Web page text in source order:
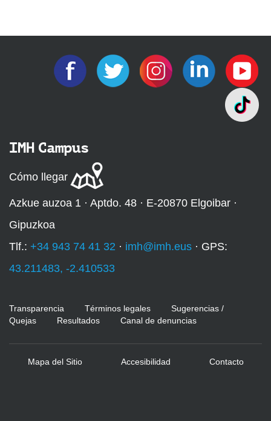
IMH Campus
Cómo llegar
Azkue auzoa 1 · Aptdo. 48 · E-20870 Elgoibar ·
Gipuzkoa
Tlf.: +34 943 74 41 32 · imh@imh.eus · GPS:
43.211483, -2.410533
Transparencia Términos legales
Sugerencias /
Quejas
Resultados Canal de denuncias
Mapa del Sitio Accesibilidad Contacto